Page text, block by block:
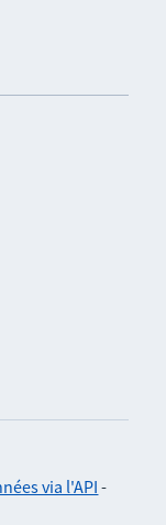
via l'API -